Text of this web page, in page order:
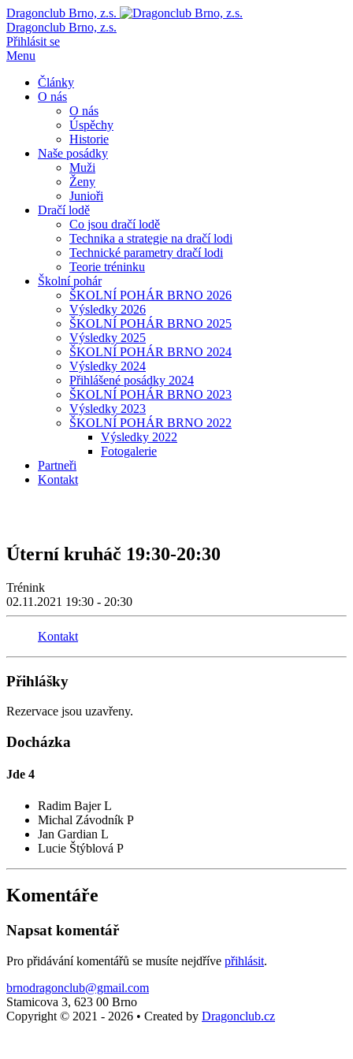
Dragonclub Brno, z.s.
Dragonclub Brno, z.s.
Přihlásit se
Menu
Články
O nás
O nás
Úspěchy
Historie
Naše posádky
Muži
Ženy
Junioři
Dračí lodě
Co jsou dračí lodě
Technika a strategie na dračí lodi
Technické parametry dračí lodi
Teorie tréninku
Školní pohár
ŠKOLNÍ POHÁR BRNO 2026
Výsledky 2026
ŠKOLNÍ POHÁR BRNO 2025
Výsledky 2025
ŠKOLNÍ POHÁR BRNO 2024
Výsledky 2024
Přihlášené posádky 2024
ŠKOLNÍ POHÁR BRNO 2023
Výsledky 2023
ŠKOLNÍ POHÁR BRNO 2022
Výsledky 2022
Fotogalerie
Partneři
Kontakt
Úterní kruháč 19:30-20:30
Trénink
02.11.2021 19:30 - 20:30
Kontakt
Přihlášky
Rezervace jsou uzavřeny.
Docházka
Jde 4
Radim Bajer L
Michal Závodník P
Jan Gardian L
Lucie Štýblová P
Komentáře
Napsat komentář
Pro přidávání komentářů se musíte nejdříve přihlásit.
brnodragonclub@gmail.com
Stamicova 3, 623 00 Brno
Copyright © 2021 - 2026 • Created by Dragonclub.cz